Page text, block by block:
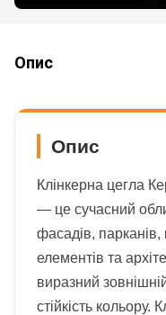
Опис
Опис
Клінкерна цегла
— це сучасний
фасадів,
елементів та
виразний
стійкість кольору.